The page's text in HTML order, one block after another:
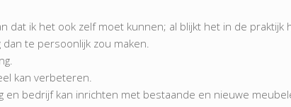
dat ik het ook zelf moet kunnen; al blijkt het in de praktijk
dan te persoonlijk zou maken.
kan verbeteren.
en bedrijf kan inrichten met bestaande en nieuwe